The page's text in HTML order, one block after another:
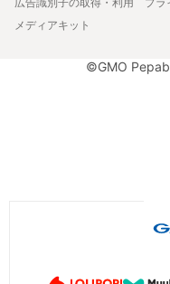
広告識別子の取得・利用
プラ
メディアキット
©GMO